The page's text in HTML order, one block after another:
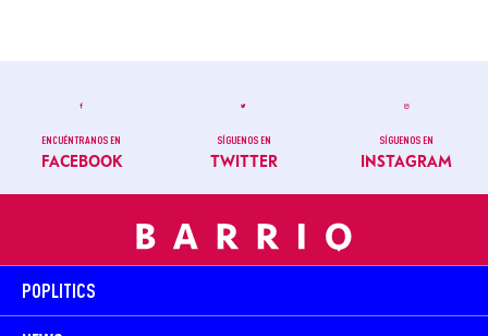
ENCUÉNTRANOS EN
FACEBOOK
SÍGUENOS EN
TWITTER
SÍGUENOS EN
INSTAGRAM
POPLITICS